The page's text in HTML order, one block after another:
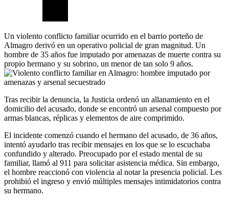
Un violento conflicto familiar ocurrido en el barrio porteño de
Almagro derivó en un operativo policial de gran magnitud. Un
hombre de 35 años fue imputado por amenazas de muerte contra su
propio hermano y su sobrino, un menor de tan solo 9 años.
Tras recibir la denuncia, la Justicia ordenó un allanamiento en el
domicilio del acusado, donde se encontró un arsenal compuesto por
armas blancas, réplicas y elementos de aire comprimido.
El incidente comenzó cuando el hermano del acusado, de 36 años,
intentó ayudarlo tras recibir mensajes en los que se lo escuchaba
confundido y alterado. Preocupado por el estado mental de su
familiar, llamó al 911 para solicitar asistencia médica. Sin embargo,
el hombre reaccionó con violencia al notar la presencia policial. Les
prohibió el ingreso y envió múltiples mensajes intimidatorios contra
su hermano.